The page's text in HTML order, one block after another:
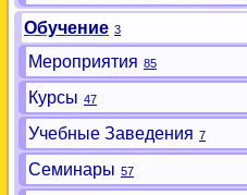
Обучение 3
Мероприятия 85
Курсы 47
Учебные Заведения 7
Семинары 57